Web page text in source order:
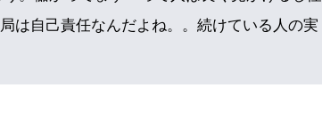
は自己責任なんだよね。。続けている人の実